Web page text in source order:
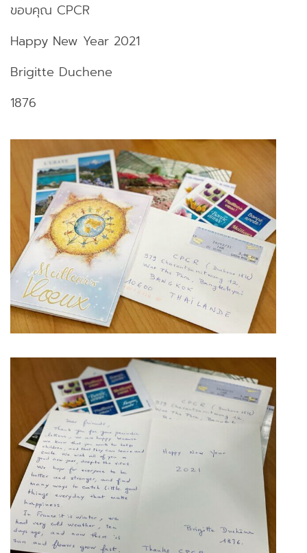
ขอบคุณ CPCR
Happy New Year 2021
Brigitte Duchene
1876